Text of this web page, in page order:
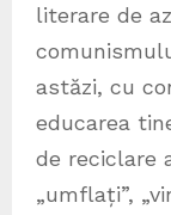
literare de
astăzi, cu
educarea
de reciclare
„umflați”,